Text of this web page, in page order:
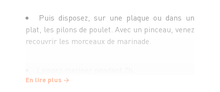
Puis disposez, sur une plaque ou dans un
plat, les pilons de poulet. Avec un pinceau, venez
recouvrir les morceaux de marinade.
En lire plus